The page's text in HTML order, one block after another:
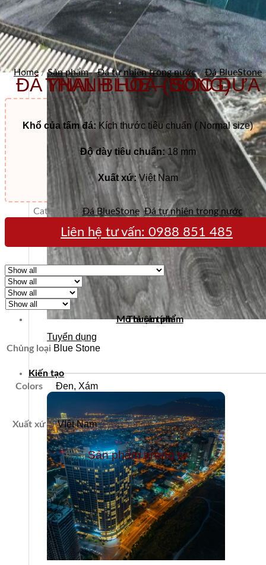
Tuyển dụng
Kiến tạo
Home / Sản phẩm / Đá tự nhiên trong nước / Đá BlueStone
ĐÁ YNAL BLUE – SỌC DƯA THANH HOÁ (BÓNG)
Khổ của tấm đá: Kích thước tiêu chuẩn ( Normal size)
Độ dày tiêu chuẩn:18 mm
Xuất xứ:Việt Nam
Categories: Đá BlueStone,Đá tự nhiên trong nước
Liên hệ tư vấn: 0988 851 485
Thuộc tính
Mô tả sản phẩm
Chủng loại Blue Stone
Colors Đen, Xám
Xuất xứ VIệt Nam
Sản phẩm tương tự